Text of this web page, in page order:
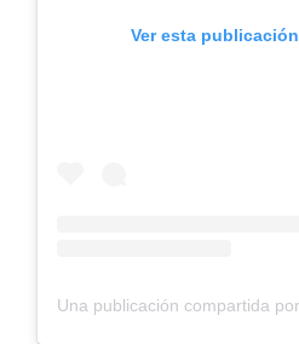
Ver esta